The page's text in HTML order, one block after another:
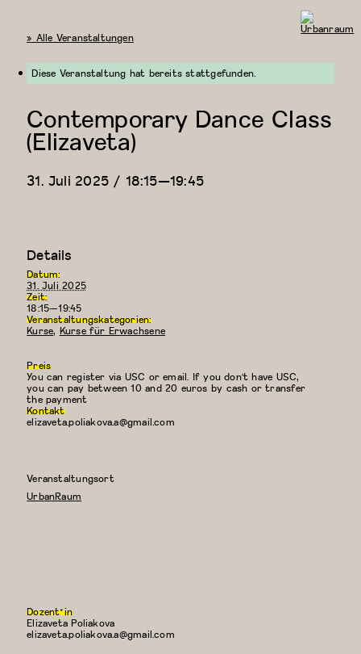
« Alle Veranstaltungen
Diese Veranstaltung hat bereits stattgefunden.
Contemporary Dance Class
(Elizaveta)
31. Juli 2025 / 18:15—19:45
Details
Datum:
31. Juli 2025
Zeit:
18:15—19:45
Veranstaltungskategorien:
Kurse, Kurse für Erwachsene
Veranstaltungsort
UrbanRaum
Dozent*in
Elizaveta Poliakova
E-
elizaveta.poliakova.a@gmail.com
Preis
You can register via USC or email. If you don't have USC,
you can pay between 10 and 20 euros by cash or transfer
the payment
Kontakt
elizaveta.poliakova.a@gmail.com